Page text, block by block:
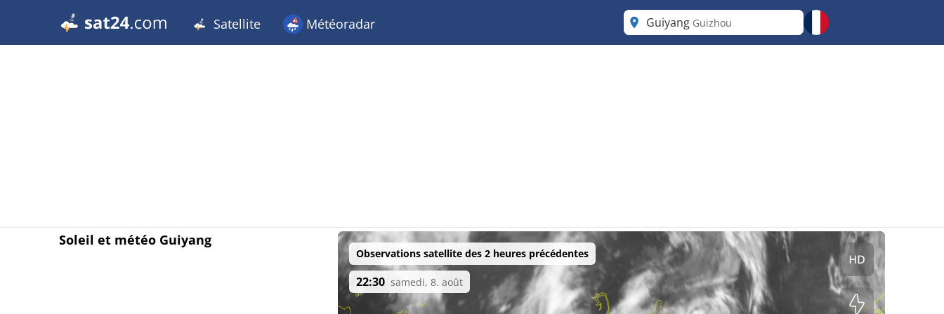
Satellite Météoradar Guiyang Guizhou
Soleil et météo Guiyang
Observations satellite des 2 heures précédentes
22:30 samedi, 8. août